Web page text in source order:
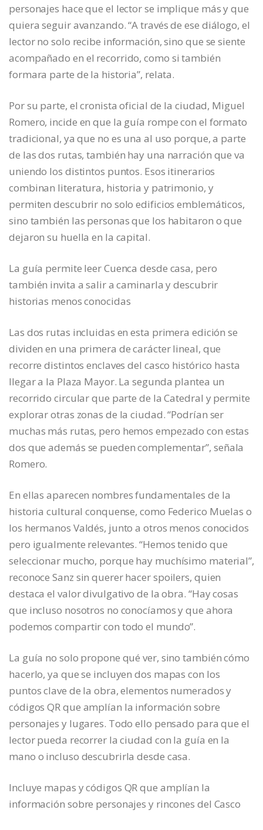
personajes hace que el lector se implique más y que
quiera seguir avanzando. “A través de ese diálogo, el
lector no solo recibe información, sino que se siente
acompañado en el recorrido, como si también
formara parte de la historia”, relata.
Por su parte, el cronista oficial de la ciudad, Miguel
Romero, incide en que la guía rompe con el formato
tradicional, ya que no es una al uso porque, a parte
de las dos rutas, también hay una narración que va
uniendo los distintos puntos. Esos itinerarios
combinan literatura, historia y patrimonio, y
permiten descubrir no solo edificios emblemáticos,
sino también las personas que los habitaron o que
dejaron su huella en la capital.
La guía permite leer Cuenca desde casa, pero
también invita a salir a caminarla y descubrir
historias menos conocidas
Las dos rutas incluidas en esta primera edición se
dividen en una primera de carácter lineal, que
recorre distintos enclaves del casco histórico hasta
llegar a la Plaza Mayor. La segunda plantea un
recorrido circular que parte de la Catedral y permite
explorar otras zonas de la ciudad. “Podrían ser
muchas más rutas, pero hemos empezado con estas
dos que además se pueden complementar”, señala
Romero.
En ellas aparecen nombres fundamentales de la
historia cultural conquense, como Federico Muelas o
los hermanos Valdés, junto a otros menos conocidos
pero igualmente relevantes. “Hemos tenido que
seleccionar mucho, porque hay muchísimo material”,
reconoce Sanz sin querer hacer spoilers, quien
destaca el valor divulgativo de la obra. “Hay cosas
que incluso nosotros no conocíamos y que ahora
podemos compartir con todo el mundo”.
La guía no solo propone qué ver, sino también cómo
hacerlo, ya que se incluyen dos mapas con los
puntos clave de la obra, elementos numerados y
códigos QR que amplían la información sobre
personajes y lugares. Todo ello pensado para que el
lector pueda recorrer la ciudad con la guía en la
mano o incluso descubrirla desde casa.
Incluye mapas y códigos QR que amplían la
información sobre personajes y rincones del Casco